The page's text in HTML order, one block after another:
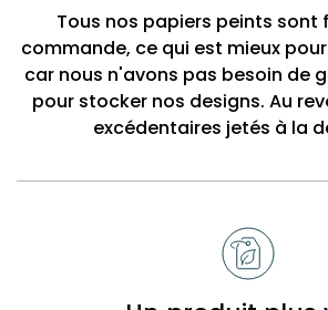
Tous nos papiers peints sont
commande, ce qui est mieux
car nous n'avons pas besoin de
pour stocker nos designs. Au
excédentaires jetés à la